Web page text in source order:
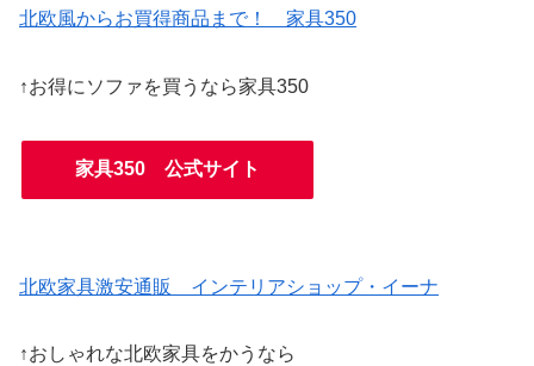
北欧風からお買得商品まで！ 家具350
↑お得にソファを買うなら家具350
家具350 公式サイト
北欧家具激安通販 インテリアショップ・イーナ
↑おしゃれな北欧家具をかうなら